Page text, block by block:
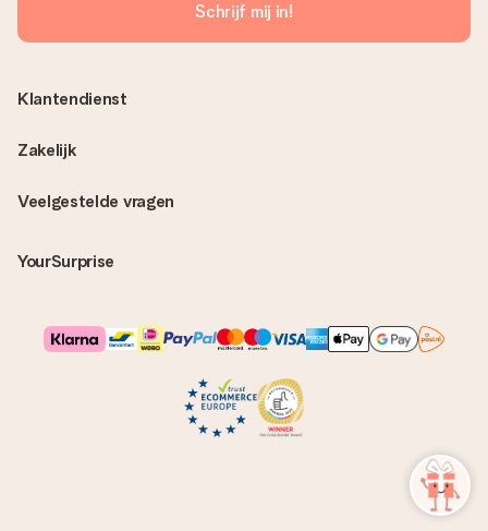
Schrijf mij in!
Veelgestelde vragen
YourSurprise
Klantendienst
Zakelijk